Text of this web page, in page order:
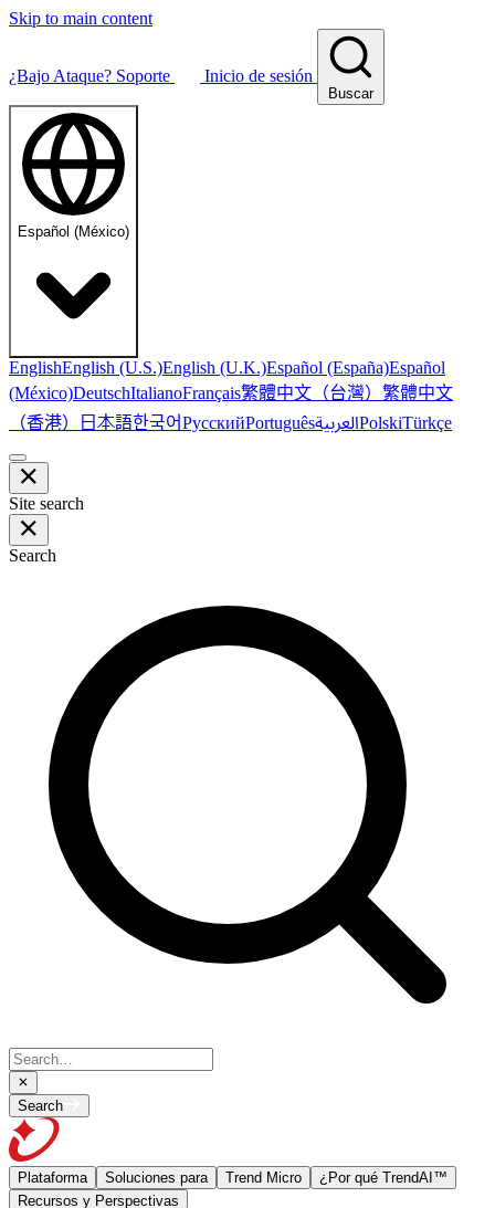
Skip to main content
¿Bajo Ataque? Soporte Inicio de sesión
Buscar
Español (México)
EnglishEnglish (U.S.)English (U.K.)Español (España)Español
(México)DeutschItalianoFrançais繁體中文（台灣） 繁體中文
（香港） 日本語한국어РусскийPortuguêsالعربيةPolskiTürkçe
Site search
Search
Search
Plataforma Soluciones para Trend Micro
¿Por qué TrendAI™
Recursos y Perspectivas